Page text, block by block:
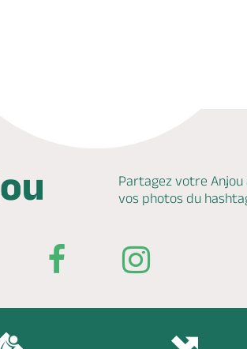
Partagez votre
vos photos du